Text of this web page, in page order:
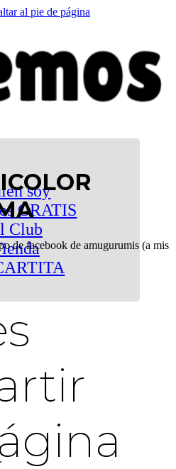
al pie de página
soy
GRATIS
Club
de facebook de amugurumis (a mis